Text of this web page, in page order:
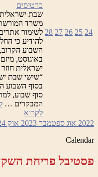
24
25
26
27
28
כרטיסים
שבת
משרד
לשימור
להודיע כי
באוגוסט,
ישראלית
“שישי שבת
בסוף השבוע
סוף שבוע,
המבקרים …
לקרוא
2022 אוג ספטמבר 2023 אוק
Calendar
פסטיבל פריחת